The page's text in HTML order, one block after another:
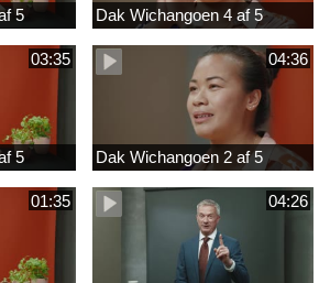
5 Dak Wichangoen 4 af 5
03:35
5
04:36
Dak Wichangoen 2 af 5
01:35 04:26